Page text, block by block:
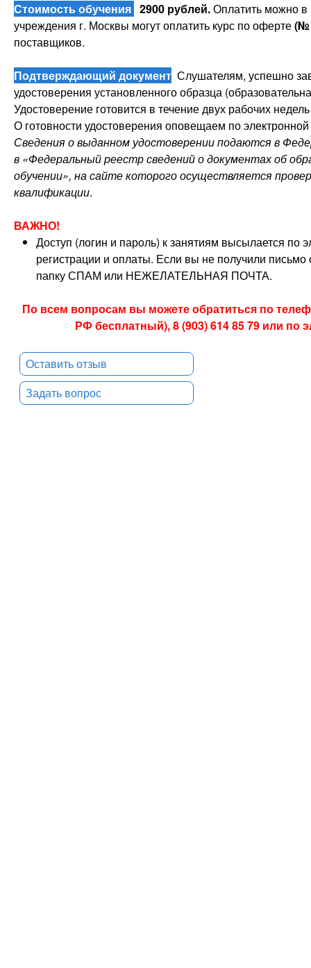
Стоимость обучения 2900 рублей.Оплатить можно в
учреждения г. Москвы могут оплатить курс по оферте(№
поставщиков.
Подтверждающий документ Слушателям, успешно
удостоверения установленного образца
Удостоверение готовится в течение двух рабочих
О готовности удостоверения оповещаем по электронной
Сведения о выданном удостоверении подаются в
в «Федеральный реестр сведений о документах об
обучении», на сайте которого осуществляется
квалификации.
ВАЖНО!
Доступ (логин и пароль) к занятиям высылается по
регистрации и оплаты. Если вы не получили
папку СПАМ или НЕЖЕЛАТЕЛЬНАЯ ПОЧТА.
По всем вопросам вы можете обратиться по
РФ бесплатный), 8 (903) 614 85 79 или по
Оставить отзыв
Задать вопрос